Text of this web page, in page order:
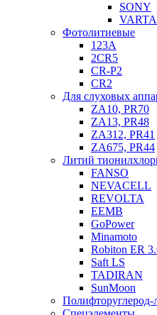
SONY
VARTA
Фотолитиевые
123A
2CR5
CR-P2
CR2
Для слуховых
ZA10, PR70
ZA13, PR48
ZA312, PR41
ZA675, PR44
Литий
FANSO
NEVACELL
REVOLTA
EEMB
GoPower
Minamoto
Robiton ER
Saft LS
TADIRAN
SunMoon